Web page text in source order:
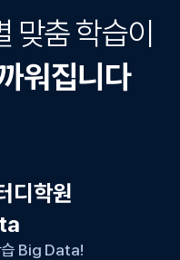
맞춤 학습이
워집니다
디학원
습 Big Data!